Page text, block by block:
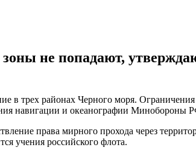
не попадают,
в трех районах Черного моря.
навигации и океанографии Минобороны
права мирного прохода через
учения российского флота.